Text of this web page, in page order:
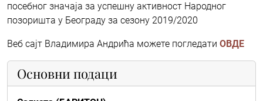
посебног значаја за успешну активност Народног
позоришта у Београду за сезону 2019/2020
Веб сајт Владимира Андрића можете погледати ОВДЕ
Основни подаци